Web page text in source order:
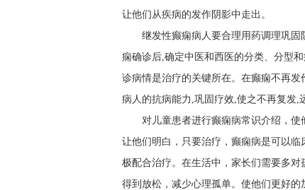
让他们从疾病的发作阴影中走出。
继发性癫痫病人要合理用药调理巩
痫确诊后,确定中医和西医的分类、分型
诊病情是治疗的关键所在。在癫痫不再
病人的抗病能力,巩固疗效,使之不再复发,
对儿童患者进行癫痫病常识介绍，
让他们明白，只要治疗，癫痫病是可以
极配合治疗。在生活中，家长们需要多
得到放松，减少心理孤单。使他们更好的